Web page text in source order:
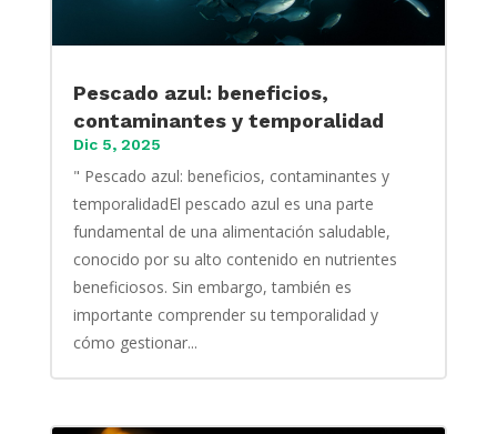
Pescado azul: beneficios,
contaminantes y temporalidad
Dic 5, 2025
" Pescado azul: beneficios, contaminantes y
temporalidadEl pescado azul es una parte
fundamental de una alimentación saludable,
conocido por su alto contenido en nutrientes
beneficiosos. Sin embargo, también es
importante comprender su temporalidad y
cómo gestionar...